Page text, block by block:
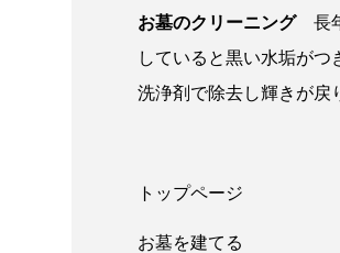
お墓のクリーニング長年
していると黒い水垢がつ
洗浄剤で除去し輝きが戻
トップページ
お墓を建てる